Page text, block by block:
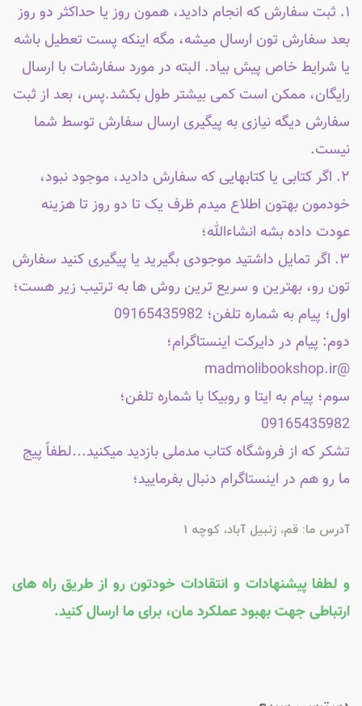
۱. ثبت سفارش که انجام دادید، همون روز یا حداکثر دو روز
بعد سفارش تون ارسال میشه، مگه اینکه پست تعطیل باشه
یا شرایط خاص پیش بیاد. البته در مورد سفارشات با ارسال
رایگان، ممکن است کمی بیشتر طول بکشد.پس، بعد از ثبت
سفارش دیگه نیازی به پیگیری ارسال سفارش توسط شما
نیست.
۲. اگر کتابی یا کتابهایی که سفارش دادید، موجود نبود،
خودمون بهتون اطلاع میدم ظرف یک تا دو روز تا هزینه
عودت داده بشه انشاءالله؛
۳. اگر تمایل داشتید موجودی بگیرید یا پیگیری کنید سفارش
تون رو، بهترین و سریع ترین روش ها به ترتیب زیر هست؛
اول؛ پیام به شماره تلفن؛ 09165435982
دوم: پیام در دایرکت اینستاگرام؛
@madmolibookshop.ir
سوم؛ پیام به ایتا و روبیکا با شماره تلفن؛
09165435982
تشکر که از فروشگاه کتاب مدملی بازدید میکنید...لطفاً پیج
ما رو هم در اینستاگرام دنبال بفرمایید؛
آدرس ما: قم، زنبیل آباد، کوچه 1
و لطفا پیشنهادات و انتقادات خودتون رو از طریق راه های
ارتباطی جهت بهبود عملکرد مان، برای ما ارسال کنید.